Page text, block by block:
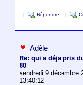
Répondre
Adèle
Re: qui a déja pris
80
vendredi 9 décembre
13:40:12